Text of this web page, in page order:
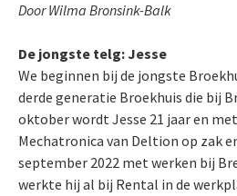
Door Wilma Bronsink-Balk
De jongste telg: Jesse
We beginnen bij de jongste
derde generatie Broekhuis die bij
oktober wordt Jesse 21 jaar en
Mechatronica van Deltion op zak
september 2022 met werken bij
werkte hij al bij Rental in de